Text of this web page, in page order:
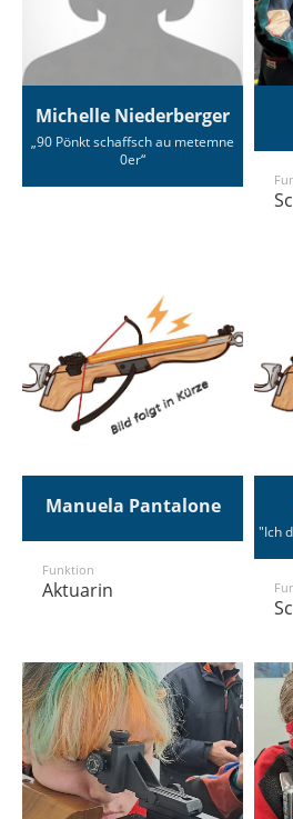
Michelle Niederberger
„90 Pönkt schaffsch au metemne
0er“
Manuela Pantalone
Funktion
Aktuarin
"Ich